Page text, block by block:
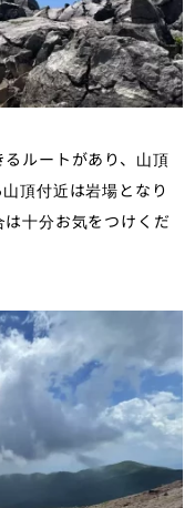
ルートがあり、山頂
頂付近は岩場となり
十分お気をつけくだ